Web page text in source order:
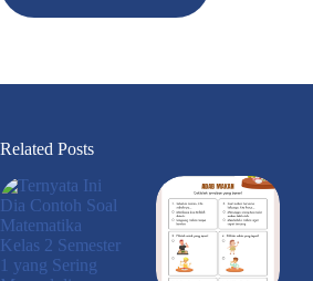
Related Posts